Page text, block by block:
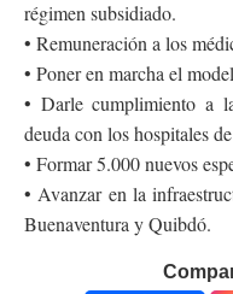
régimen subsidiado.
• Remuneración a los
• Poner en marcha el
• Darle cumplimiento a
deuda con los hospitales
• Formar 5.000 nuevos
• Avanzar en la
Buenaventura y Quibdó.